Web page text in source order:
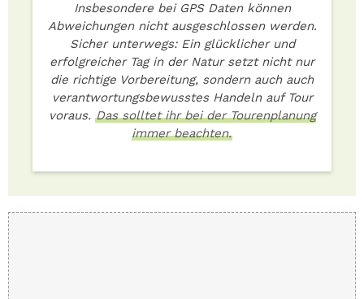
Insbesondere bei GPS Daten können
Abweichungen nicht ausgeschlossen werden.
Sicher unterwegs: Ein glücklicher und
erfolgreicher Tag in der Natur setzt nicht nur
die richtige Vorbereitung, sondern auch auch
verantwortungsbewusstes Handeln auf Tour
voraus. Das solltet ihr bei der Tourenplanung
immer beachten.